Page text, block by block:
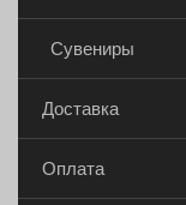
Сувениры
Доставка
Оплата